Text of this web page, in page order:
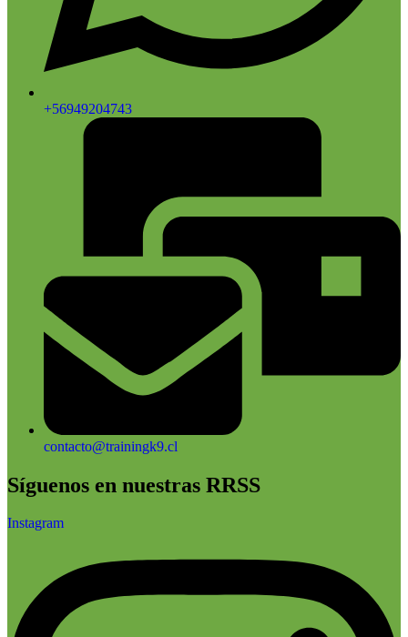
+56949204743
contacto@trainingk9.cl
Síguenos en nuestras RRSS
Instagram